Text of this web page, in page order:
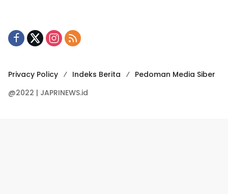
Privacy Policy Indeks Berita
Pedoman Media Siber
@2022 | JAPRINEWS.id